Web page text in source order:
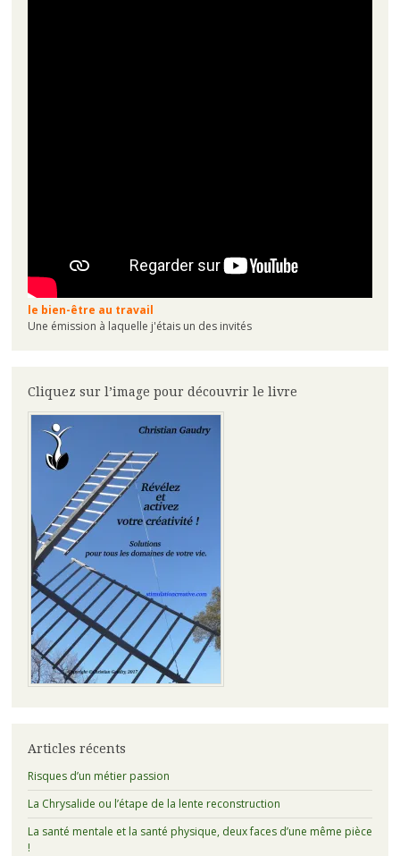
le bien-être au travail
Une émission à laquelle j'étais un des invités
Cliquez sur l’image pour découvrir le livre
Articles récents
Risques d’un métier passion
La Chrysalide ou l’étape de la lente reconstruction
La santé mentale et la santé physique, deux faces d’une même pièce
!